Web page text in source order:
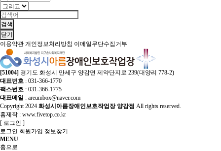
검색
닫기
이용약관 개인정보처리방침 이메일무단수집거부
[51004] 경기도 화성시 만세구 양감면 제약단지로 239(대양리 778-2)
대표번호 : 031-366-1770
팩스번호 : 031-366-1775
대표메일 : areumbox@naver.com
Copyright 2024 화성시아름장애인보호작업장 양감점 All rights reserved.
홈제작 : www.fivetop.co.kr
[ 로그인 ]
로그인 회원가입 정보찾기
MENU
홈으로